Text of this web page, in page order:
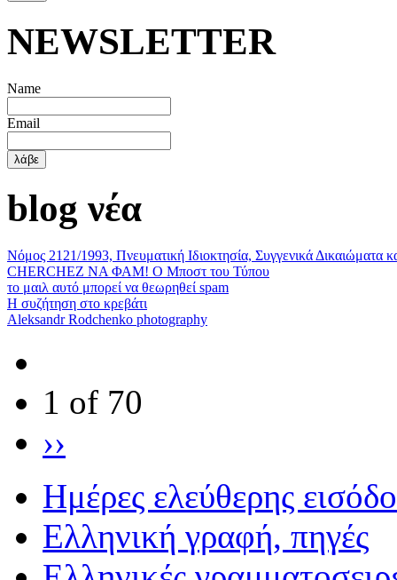
ΝΕWSLETTER
Name
Email
blog νέα
Νόμος 2121/1993, Πνευματική Ιδιοκτησία, Συγγενικά Δικαιώματα
CHERCHEZ ΝΑ ΦΑΜ! Ο Μποστ του Τύπου
το μαιλ αυτό μπορεί να θεωρηθεί spam
Η συζήτηση στο κρεβάτι
Aleksandr Rodchenko photography
1 of 70
››
Ημέρες ελεύθερης
Eλληνική γραφή, πηγές